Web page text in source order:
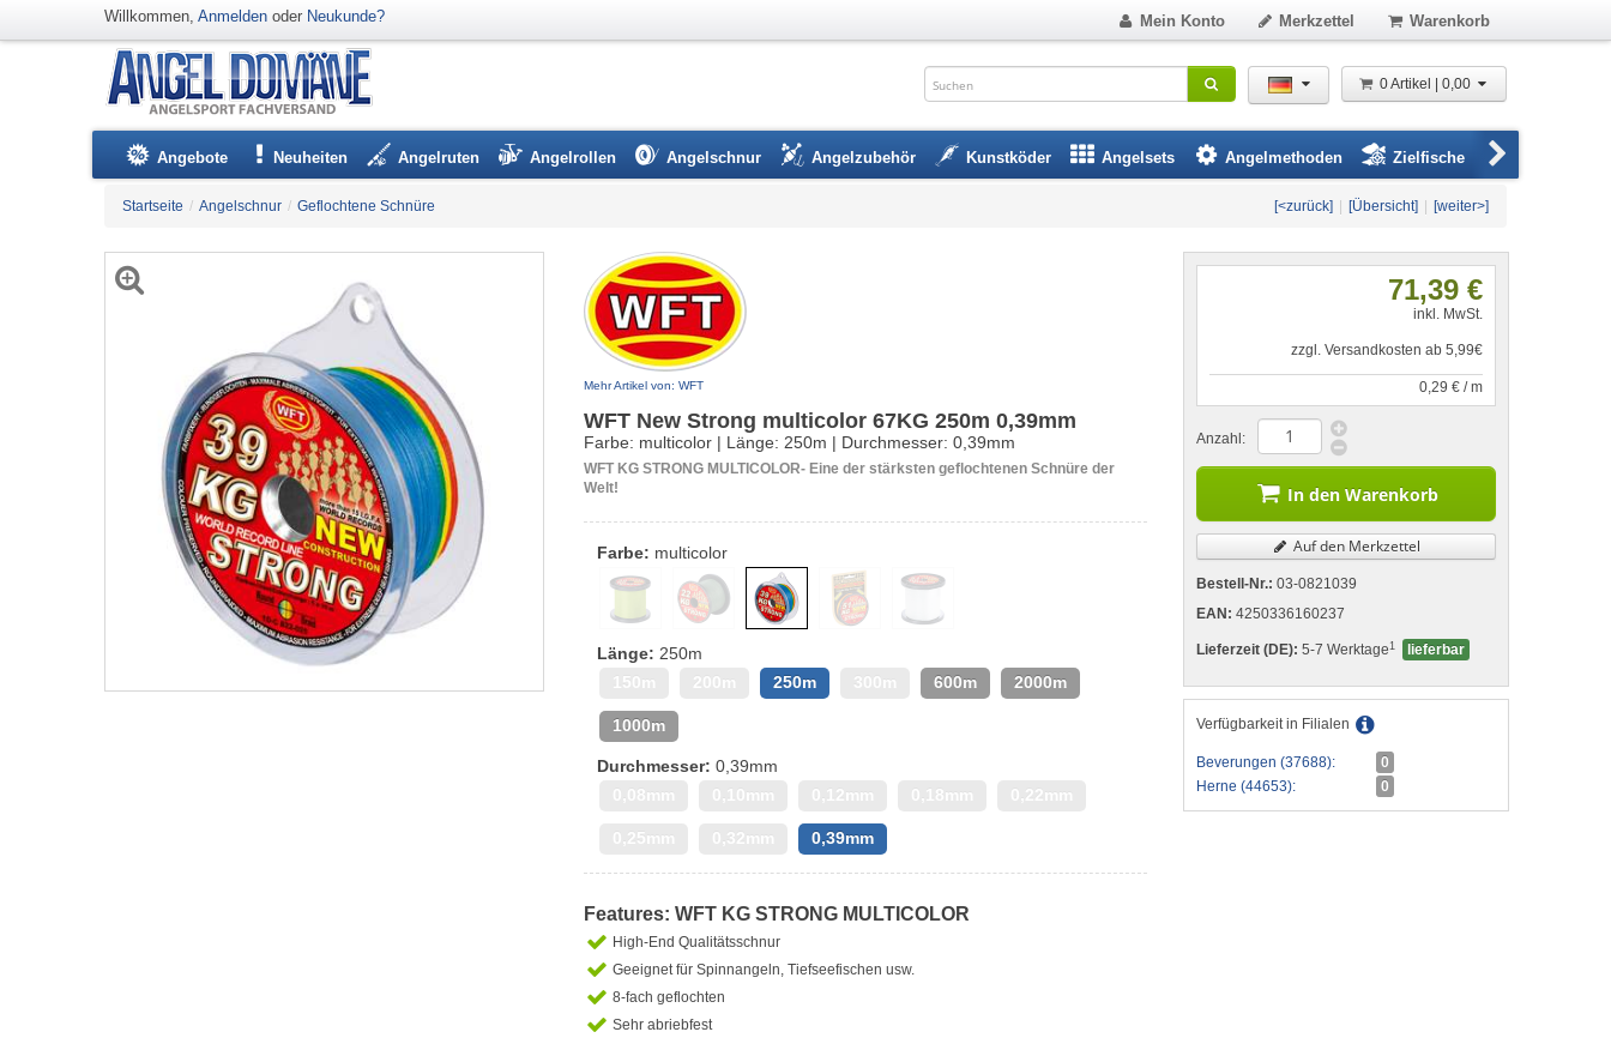
Willkommen, Anmelden oder Neukunde? Mein Konto Merkzettel Warenkorb
0 Artikel | 0,00
Angebote Neuheiten Angelruten Angelrollen Angelschnur Angelzubehör Kunstköder Angelsets Angelmethoden Zielfische
Startseite / Angelschnur / Geflochtene Schnüre [<zurück] [Übersicht] [weiter>]
Mehr Artikel von: WFT
WFT New Strong multicolor 67KG 250m 0,39mm
Farbe: multicolor | Länge: 250m | Durchmesser: 0,39mm
WFT KG STRONG MULTICOLOR- Eine der stärksten geflochtenen Schnüre der
Welt!
Farbe: multicolor
Länge: 250m
150m 200m 250m 300m 600m 2000m
1000m
Durchmesser: 0,39mm
0,08mm 0,10mm 0,12mm 0,18mm 0,22mm
0,25mm 0,32mm 0,39mm
Features: WFT KG STRONG MULTICOLOR
High-End Qualitätsschnur
Geeignet für Spinnangeln, Tiefseefischen usw.
8-fach geflochten
Sehr abriebfest
71,39 €
inkl. MwSt.
zzgl. Versandkosten ab 5,99€
0,29 € / m
Anzahl:
In den Warenkorb
Auf den Merkzettel
Bestell-Nr.: 03-0821039
EAN: 4250336160237
Lieferzeit (DE): 5-7 Werktage 1 lieferbar
Verfügbarkeit in Filialen
Beverungen (37688):
0
Herne (44653):
0